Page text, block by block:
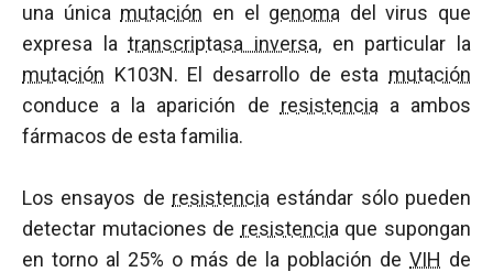
una única mutación en el genoma del virus que
expresa latranscriptasa inversa, en particular la
mutación K103N. El desarrollo de esta mutación
conduce a la aparición de resistencia a ambos
fármacos de esta familia.
Los ensayos de resistencia estándar sólo pueden
detectar mutaciones de resistencia que supongan
en torno al 25% o más de la población deVIH de